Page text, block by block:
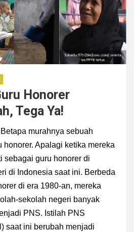
Honorer
Tega Ya!
Betapa murahnya sebuah
honorer. Apalagi ketika mereka
sebagai guru honorer di
di Indonesia saat ini. Berbeda
di era 1980-an, mereka
sekolah negeri banyak
PNS. Istilah PNS
saat ini berubah menjadi